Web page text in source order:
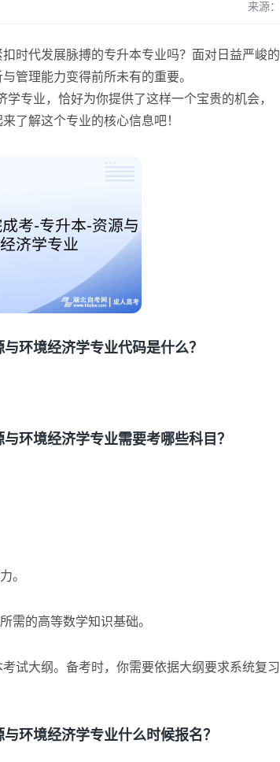
来源：
代发展脉搏的专升本专业吗？面对日益严峻的
管理能力变得前所未有的重要。
学专业，恰好为你提供了这样一个宝贵的机会，
了解这个专业的核心信息吧！
境经济学专业代码是什么？
境经济学专业需要考哪些科目？
。
的高等数学知识基础。
大纲。备考时，你需要依据大纲要求系统复习
境经济学专业什么时候报名？